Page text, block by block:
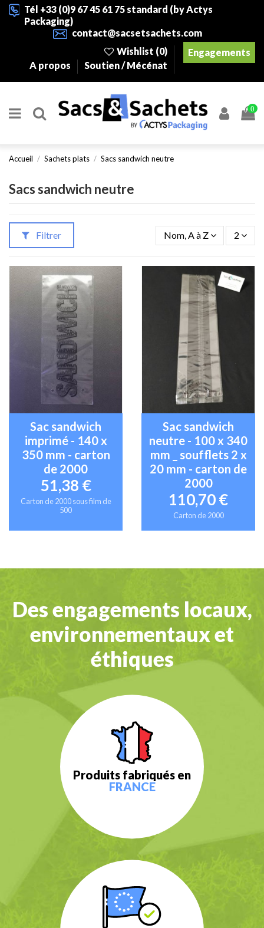
Tél +33 (0)9 67 45 61 75 standard (by Actys
Packaging)
contact@sacsetsachets.com
Wishlist (0)
A propos
Soutien / Mécénat
Engagements
0
Accueil Sachets plats Sacs sandwich neutre
Sacs sandwich neutre
Filtrer Nom, A à Z 2
Sac sandwich
imprimé - 140 x
350 mm - carton
de 2000
51,38 €
Carton de 2000 sous film de
500
Sac sandwich
neutre - 100 x 340
mm _ soufflets 2 x
20 mm - carton de
2000
110,70 €
Carton de 2000
Des engagements locaux,
environnementaux et
éthiques
Produits fabriqués en
FRANCE